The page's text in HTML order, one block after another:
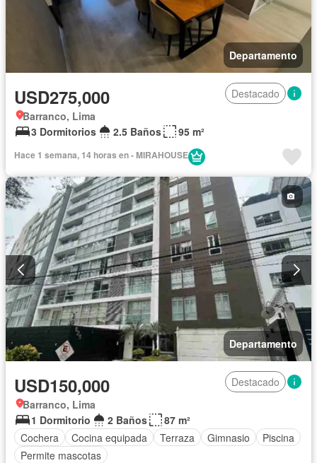
Departamento
USD275,000
Destacado
Barranco, Lima
3 Dormitorios
2.5 Baños 95 m²
Hace 1 semana, 14 horas en - MIRAHOUSE
Departamento
USD150,000
Destacado
Barranco, Lima
1 Dormitorio
2 Baños
87 m²
Cochera
Cocina equipada Terraza Gimnasio
Piscina
Permite mascotas